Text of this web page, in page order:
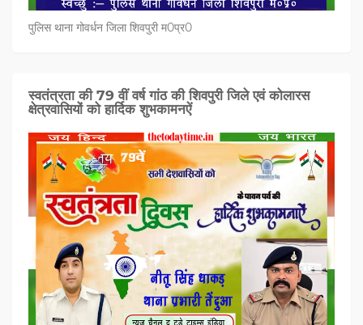
पुलिस थाना गोवर्धन जिला शिवपुरी म0प्र0
स्वतंत्रता की 79 वीं वर्ष गांठ की शिवपुरी जिले एवं कोलारस
क्षेत्रवासियों को हार्दिक शुभकामनऐं